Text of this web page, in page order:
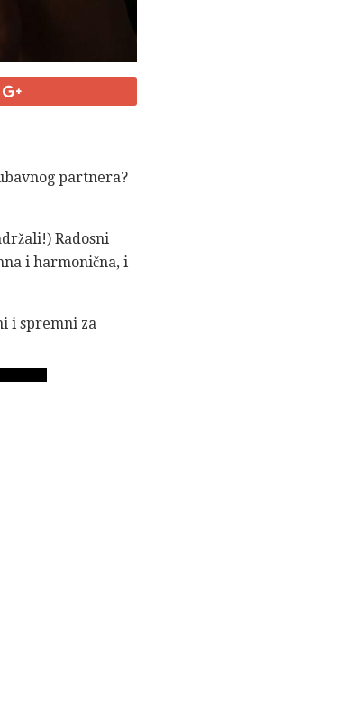
partnera?
Radosni
i harmonična, i
i spremni za